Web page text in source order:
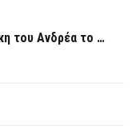
του Ανδρέα το …